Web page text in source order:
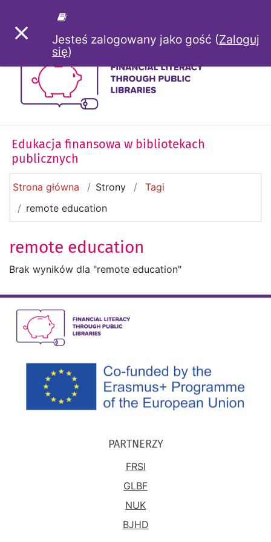
PANEL BOCZNYJesteś zalogowany jako gość (Zaloguj
się)
Edukacja finansowa w bibliotekach
publicznych
Strona główna Strony
Tagi
remote education
remote education
Brak wyników dla "remote education"
PARTNERZY
FRSI
GLBF
NUK
BJHD